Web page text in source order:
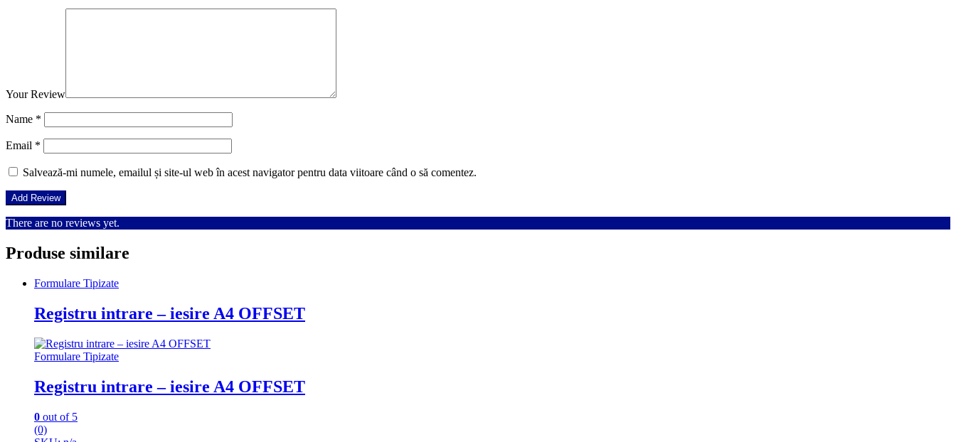
Your Review
Name *
Email *
Salvează-mi numele, emailul și site-ul web în acest navigator pentru data viitoare când o să comentez.
There are no reviews yet.
Produse similare
Formulare Tipizate
Registru intrare – iesire A4 OFFSET
Formulare Tipizate
Registru intrare – iesire A4 OFFSET
0 out of 5
(0)